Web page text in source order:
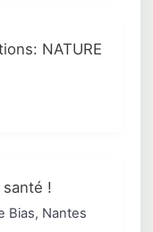
NATURE
!
Bias, Nantes